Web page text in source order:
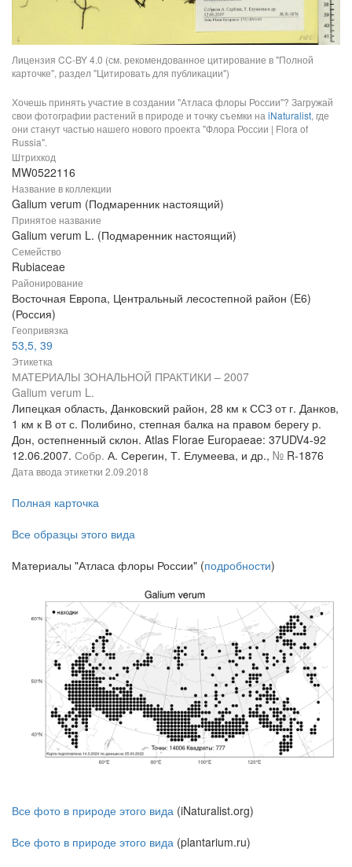
Лицензия CC-BY 4.0 (см. рекомендованное цитирование в "Полной
карточке", раздел "Цитировать для публикации")
Хочешь принять участие в создании "Атласа флоры России"? Загружай
свои фотографии растений в природе и точку съемки на iNaturalist, где
они станут частью нашего нового проекта "Флора России | Flora of
Russia".
Штрихкод
MW0522116
Название в коллекции
Galium verum (Подмаренник настоящий)
Принятое название
Galium verum L. (Подмаренник настоящий)
Семейство
Rubiaceae
Районирование
Восточная Европа, Центральный лесостепной район (E6)
(Россия)
Геопривязка
53,5, 39
Этикетка
МАТЕРИАЛЫ ЗОНАЛЬНОЙ ПРАКТИКИ – 2007
Galium verum L.
Липецкая область, Данковский район, 28 км к ССЗ от г. Данков,
1 км к В от с. Полибино, степная балка на правом берегу р.
Дон, остепненный склон. Atlas Florae Europaeae: 37UDV4-92
12.06.2007. Собр. А. Серегин, Т. Елумеева, и др., № R-1876
Дата ввода этикетки 2.09.2018
Полная карточка
Все образцы этого вида
Материалы "Атласа флоры России" (подробности)
Все фото в природе этого вида (iNaturalist.org)
Все фото в природе этого вида (plantarium.ru)